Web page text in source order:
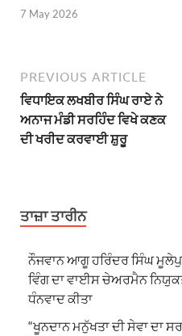
7 May 2026
PREVIOUS ARTICLE
ਵਿਧਾਇਕ ਲਖਬੀਰ ਸਿੰਘ ਰਾਏ ਨੇ
ਅਨਾਜ ਮੰਡੀ ਸਰਹਿੰਦ ਵਿਖੇ ਕਣਕ
ਦੀ ਖਰੀਦ ਕਰਵਾਈ ਸ਼ੁਰੂ
ਤਾਜ਼ਾ ਤਾਰੀਨ
ਨੌਜਵਾਨ ਆਗੂ ਹਰਿੰਦਰ ਸਿੰਘ
ਵਿੰਗ ਦਾ ਵਾਈਸ ਚੇਅਰਮੈਨ
ਧੰਨਵਾਦ ਕੀਤਾ
“ਖੂਨਦਾਨ ਮਨੁੱਖਤਾ ਦੀ ਸੇਵਾ ਦਾ